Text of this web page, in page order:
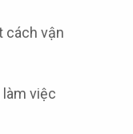
cách vận
việc